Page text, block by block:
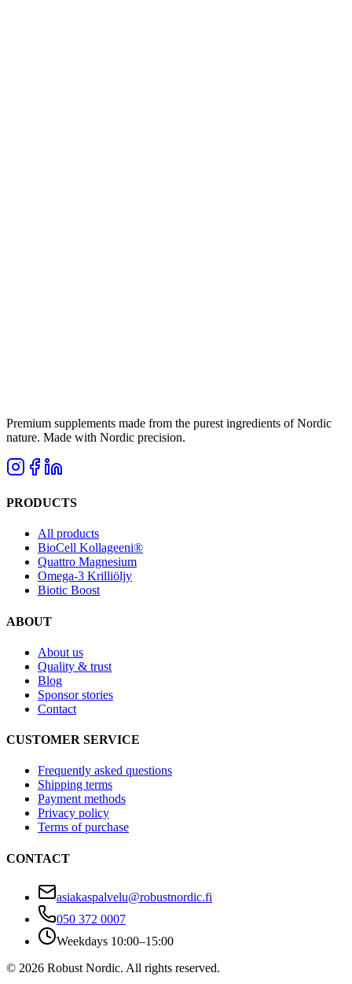
Premium supplements made from the purest ingredients of Nordic
nature. Made with Nordic precision.
PRODUCTS
All products
BioCell Kollageeni®
Quattro Magnesium
Omega-3 Krilliöljy
Biotic Boost
ABOUT
About us
Quality & trust
Blog
Sponsor stories
Contact
CUSTOMER SERVICE
Frequently asked questions
Shipping terms
Payment methods
Privacy policy
Terms of purchase
CONTACT
asiakaspalvelu@robustnordic.fi
050 372 0007
Weekdays 10:00–15:00
© 2026 Robust Nordic. All rights reserved.